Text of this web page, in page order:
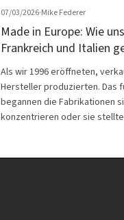
07/03/2026·Mike Federer
Made in Europe: Wie
Frankreich und Italien
Als wir 1996 eröffneten,
Hersteller produzierten. Das
begannen die Fabrikationen
konzentrieren oder sie